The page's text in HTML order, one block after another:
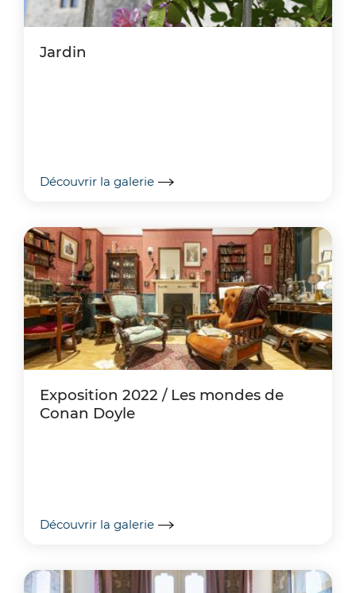
Jardin
Découvrir la galerie
Exposition 2022 / Les mondes de
Conan Doyle
Découvrir la galerie